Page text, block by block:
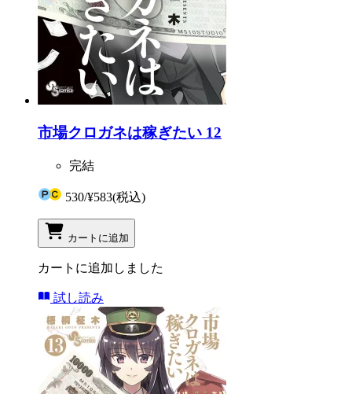
市場クロガネは稼ぎたい 12
完結
530/¥583(税込)
カートに追加
カートに追加しました
試し読み